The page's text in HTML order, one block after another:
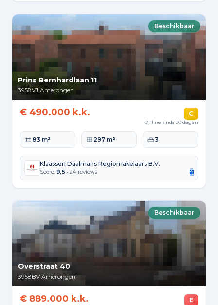
Beschikbaar
Prins Bernhardlaan 11
3958VJ Amerongen
€ 490.000 k.k. C
Online sinds 93 dagen
Woonoppervlakte
83 m² Perceeloppervlakte
297 m² Slaapkamers
3
Klaassen Daalmans Regiomakelaars B.V.
Score: 9,5 • 24 reviews
Beschikbaar
Overstraat 40
3958BV Amerongen
€ 889.000 k.k. E